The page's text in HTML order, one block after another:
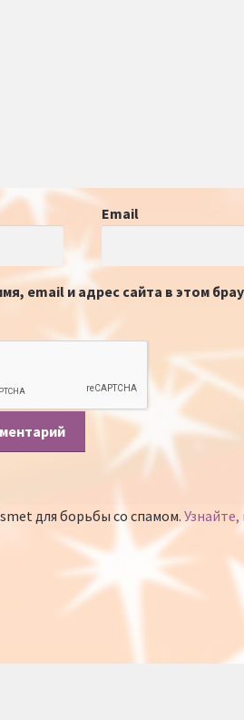
Email
email и адрес сайта в этом
для борьбы со спамом.